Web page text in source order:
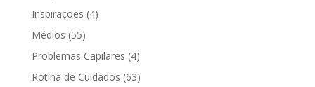
Inspirações (4)
Médios (55)
Problemas Capilares (4)
Rotina de Cuidados (63)